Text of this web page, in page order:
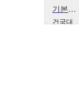
기본간호학2
건국대